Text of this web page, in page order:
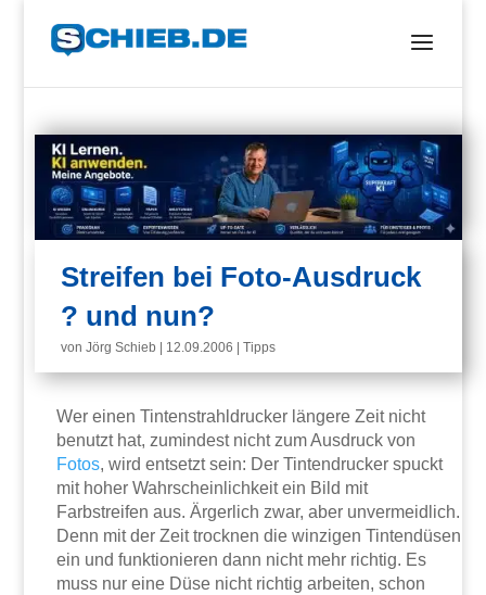
Streifen bei Foto-Ausdruck
? und nun?
vonJörg Schieb 12.09.2006 |Tipps
Wer einen Tintenstrahldrucker längere Zeit nicht
benutzt hat, zumindest nicht zum Ausdruck von
Fotos, wird entsetzt sein: Der Tintendrucker spuckt
mit hoher Wahrscheinlichkeit ein Bild mit
Farbstreifen aus. Ärgerlich zwar, aber unvermeidlich.
Denn mit der Zeit trocknen die winzigen Tintendüsen
ein und funktionieren dann nicht mehr richtig. Es
muss nur eine Düse nicht richtig arbeiten, schon